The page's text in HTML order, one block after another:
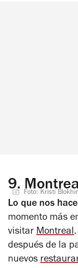
9. Foto: Kristi
Lo que nos
momento más
visitar Montreal
después de la
nuevos